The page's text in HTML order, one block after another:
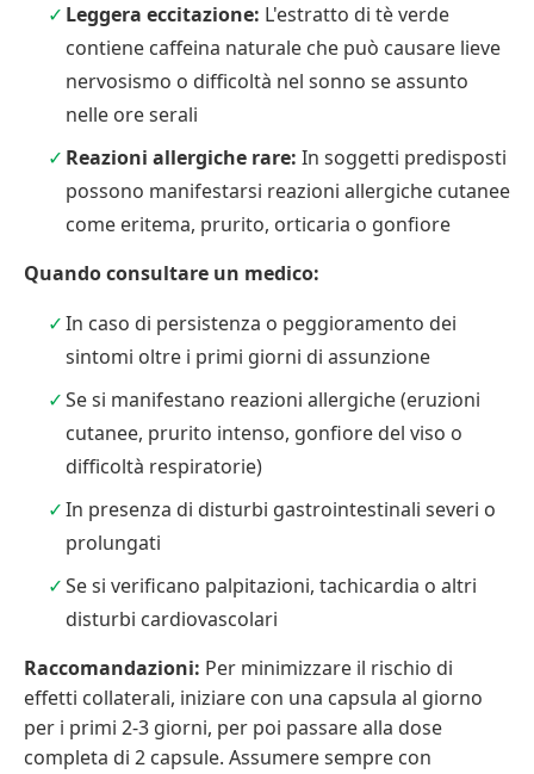
Leggera eccitazione: L'estratto di tè verde
contiene caffeina naturale che può causare lieve
nervosismo o difficoltà nel sonno se assunto
nelle ore serali
Reazioni allergiche rare: In soggetti predisposti
possono manifestarsi reazioni allergiche cutanee
come eritema, prurito, orticaria o gonfiore
Quando consultare un medico:
In caso di persistenza o peggioramento dei
sintomi oltre i primi giorni di assunzione
Se si manifestano reazioni allergiche (eruzioni
cutanee, prurito intenso, gonfiore del viso o
difficoltà respiratorie)
In presenza di disturbi gastrointestinali severi o
prolungati
Se si verificano palpitazioni, tachicardia o altri
disturbi cardiovascolari
Raccomandazioni: Per minimizzare il rischio di
effetti collaterali, iniziare con una capsula al giorno
per i primi 2-3 giorni, per poi passare alla dose
completa di 2 capsule. Assumere sempre con